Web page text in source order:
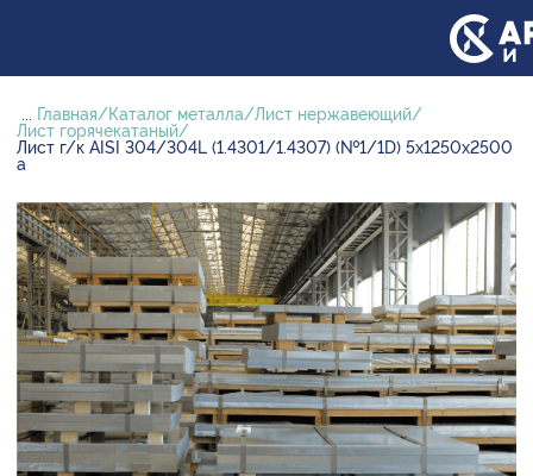
... Главная Каталог металла
Лист нержавеющий
Лист горячекатаный
Лист г/к AISI 304/304L (1.4301/1.4307) (№1/1D) 5х1250х2500
а